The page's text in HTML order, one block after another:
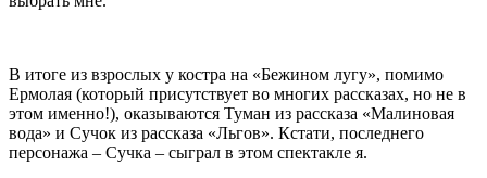
В итоге из взрослых у костра на «Бежином лугу», помимо
Ермолая (который присутствует во многих рассказах, но не в
этом именно!), оказываются Туман из рассказа «Малиновая
вода» и Сучок из рассказа «Льгов». Кстати, последнего
персонажа – Сучка – сыграл в этом спектакле я.